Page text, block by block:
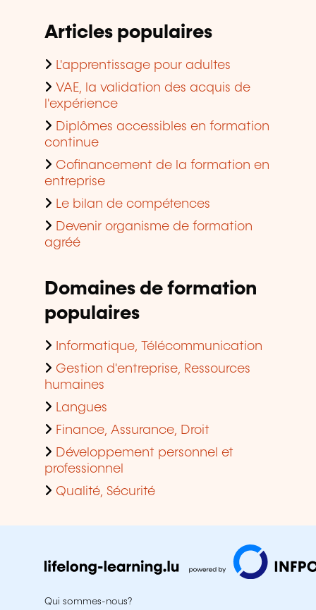
Articles populaires
L'apprentissage pour adultes
VAE, la validation des acquis de
l'expérience
Diplômes accessibles en formation
continue
Cofinancement de la formation en
entreprise
Le bilan de compétences
Devenir organisme de formation
agréé
Domaines de formation
populaires
Informatique, Télécommunication
Gestion d'entreprise, Ressources
humaines
Langues
Finance, Assurance, Droit
Développement personnel et
professionnel
Qualité, Sécurité
Qui sommes-nous?